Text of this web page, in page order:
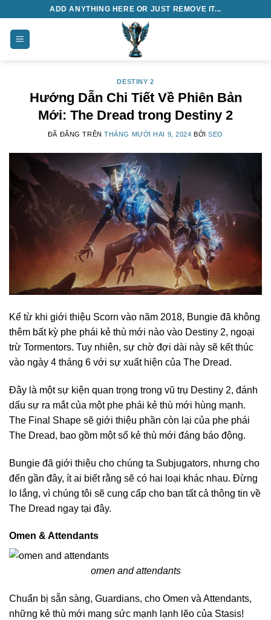
ADD ANYTHING HERE OR JUST REMOVE IT...
DESTINY 2
Hướng Dẫn Chi Tiết Về Phiên Bản
Mới: The Dread trong Destiny 2
ĐÃ ĐĂNG TRÊNTHÁNG MƯỜI HAI 9, 2024 BỞISEO
Kể từ khi giới thiệu Scorn vào năm 2018, Bungie đã không
thêm bất kỳ phe phái kẻ thù mới nào vào Destiny 2, ngoại
trừ Tormentors. Tuy nhiên, sự chờ đợi dài này sẽ kết thúc
vào ngày 4 tháng 6 với sự xuất hiện của The Dread.
Đây là một sự kiện quan trọng trong vũ trụ Destiny 2, đánh
dấu sự ra mắt của một phe phái kẻ thù mới hùng mạnh.
The Final Shape sẽ giới thiệu phần còn lại của phe phái
The Dread, bao gồm một số kẻ thù mới đáng báo động.
Bungie đã giới thiệu cho chúng ta Subjugators, nhưng cho
đến gần đây, ít ai biết rằng sẽ có hai loại khác nhau. Đừng
lo lắng, vì chúng tôi sẽ cung cấp cho bạn tất cả thông tin về
The Dread ngay tại đây.
Omen & Attendants
omen and attendants
Chuẩn bị sẵn sàng, Guardians, cho Omen và Attendants,
những kẻ thù mới mang sức mạnh lạnh lẽo của Stasis!